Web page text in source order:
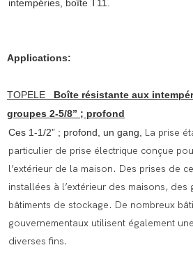
intempéries, boîte T11.
Applications:
TOPELE
Boîte résistante aux
groupes 2-5/8” ; profond
Ces 1-1/2” ; profond, un gang, La prise
particulier de prise électrique conçue
l’extérieur de la maison. Des prises de
installées à l’extérieur des maisons, des
bâtiments de stockage. De nombreux
gouvernementaux utilisent également
diverses fins.